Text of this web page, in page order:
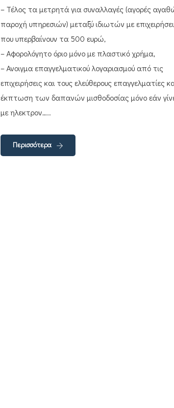
– Τέλος τα μετρητά για συναλλαγές (αγορές
παροχή υπηρεσιών) μεταξύ ιδιωτών με
που υπερβαίνουν τα 500 ευρώ,
– Αφορολόγητο όριο μόνο με πλαστικό χρήμα,
– Ανοιγμα επαγγελματικού λογαριασμού από τις
επιχειρήσεις και τους ελεύθερους επαγγελματίες
έκπτωση των δαπανών μισθοδοσίας μόνο εάν
με ηλεκτρον…..
Περισσότερα